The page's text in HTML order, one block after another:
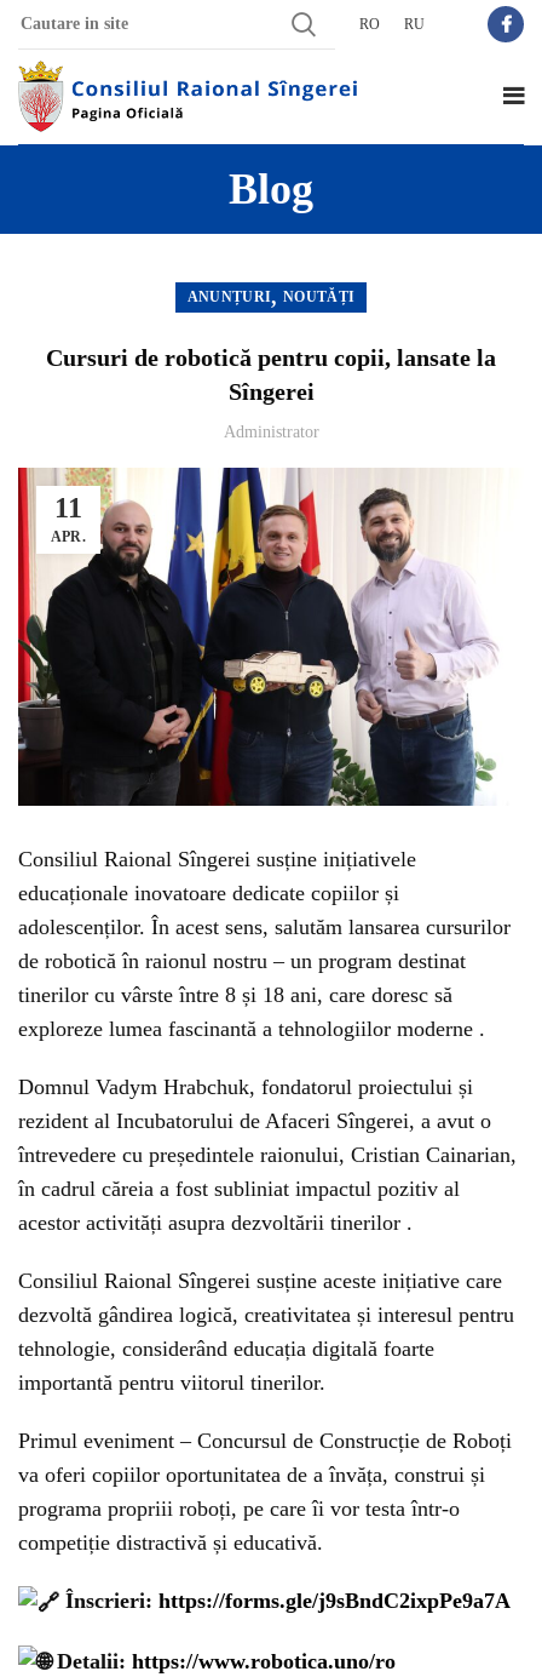
RO RU
Blog
ANUNȚURI,NOUTĂȚI
Cursuri de robotică pentru copii, lansate la
Sîngerei
Administrator
11
APR.
Consiliul Raional Sîngerei susține inițiativele
educaționale inovatoare dedicate copiilor și
adolescenților. În acest sens, salutăm lansarea cursurilor
de robotică în raionul nostru – un program destinat
tinerilor cu vârste între 8 și 18 ani, care doresc să
exploreze lumea fascinantă a tehnologiilor moderne .
Domnul Vadym Hrabchuk, fondatorul proiectului și
rezident al Incubatorului de Afaceri Sîngerei, a avut o
întrevedere cu președintele raionului, Cristian Cainarian,
în cadrul căreia a fost subliniat impactul pozitiv al
acestor activități asupra dezvoltării tinerilor .
Consiliul Raional Sîngerei susține aceste inițiative care
dezvoltă gândirea logică, creativitatea și interesul pentru
tehnologie, considerând educația digitală foarte
importantă pentru viitorul tinerilor.
Primul eveniment – Concursul de Construcție de Roboți
va oferi copiilor oportunitatea de a învăța, construi și
programa propriii roboți, pe care îi vor testa într-o
competiție distractivă și educativă.
Înscrieri: https://forms.gle/j9sBndC2ixpPe9a7A
Detalii: https://www.robotica.uno/ro